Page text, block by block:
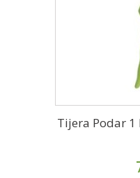
Tijera Podar 1